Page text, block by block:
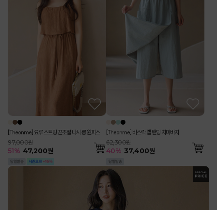
[Theonme] 요루 스트링 끈조절 나시 롱 원피스
97,000원
51% 47,200원
[Theonme] 바스락 랩 밴딩 치마바지
62,300원
40% 37,400원